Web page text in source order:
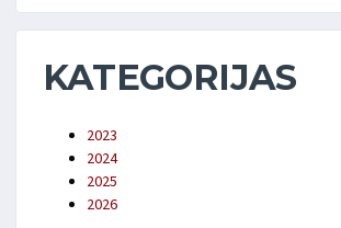
KATEGORIJAS
2023
2024
2025
2026